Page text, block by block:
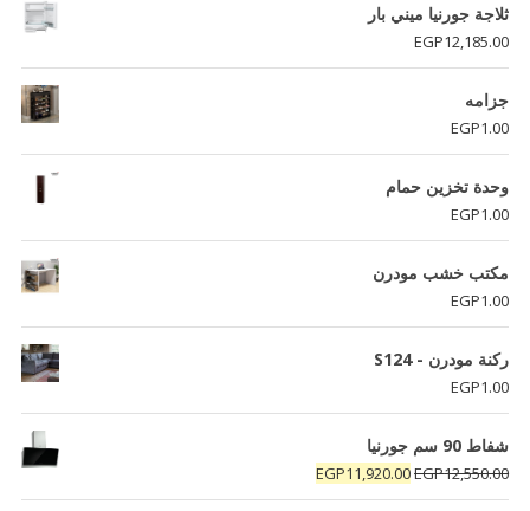
ثلاجة جورنيا ميني بار
EGP12,185.00
جزامه
EGP1.00
وحدة تخزين حمام
EGP1.00
مكتب خشب مودرن
EGP1.00
ركنة مودرن - S124
EGP1.00
شفاط 90 سم جورنيا
EGP12,550.00
السعر
الأصلي
EGP11,920.00
السعر
الحالي